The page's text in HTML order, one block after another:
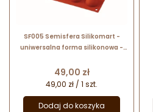
SF005 Semisfera Silikomart -
uniwersalna forma silikonowa -
20 ml x 15 porcji
Cena
49,00 zł
49,00 zł / 1 szt.
Dodaj do koszyka